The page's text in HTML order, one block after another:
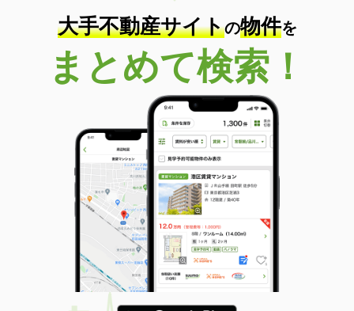
大手不動産サイトの物件を
まとめて検索！